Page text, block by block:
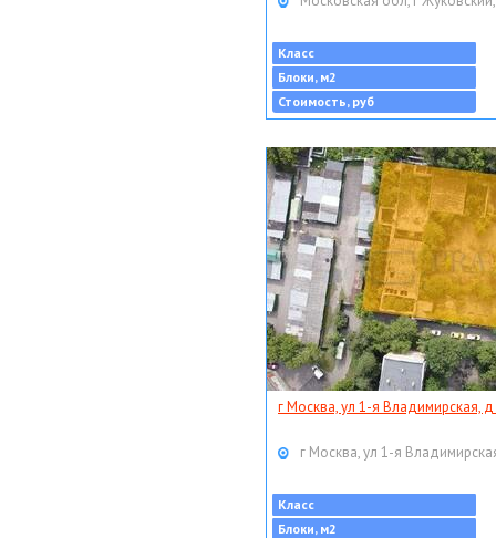
Класс
Блоки, м2
Стоимость, руб
г Москва, ул 1-я Владимирская, д
г Москва, ул 1-я
Класс
Блоки, м2